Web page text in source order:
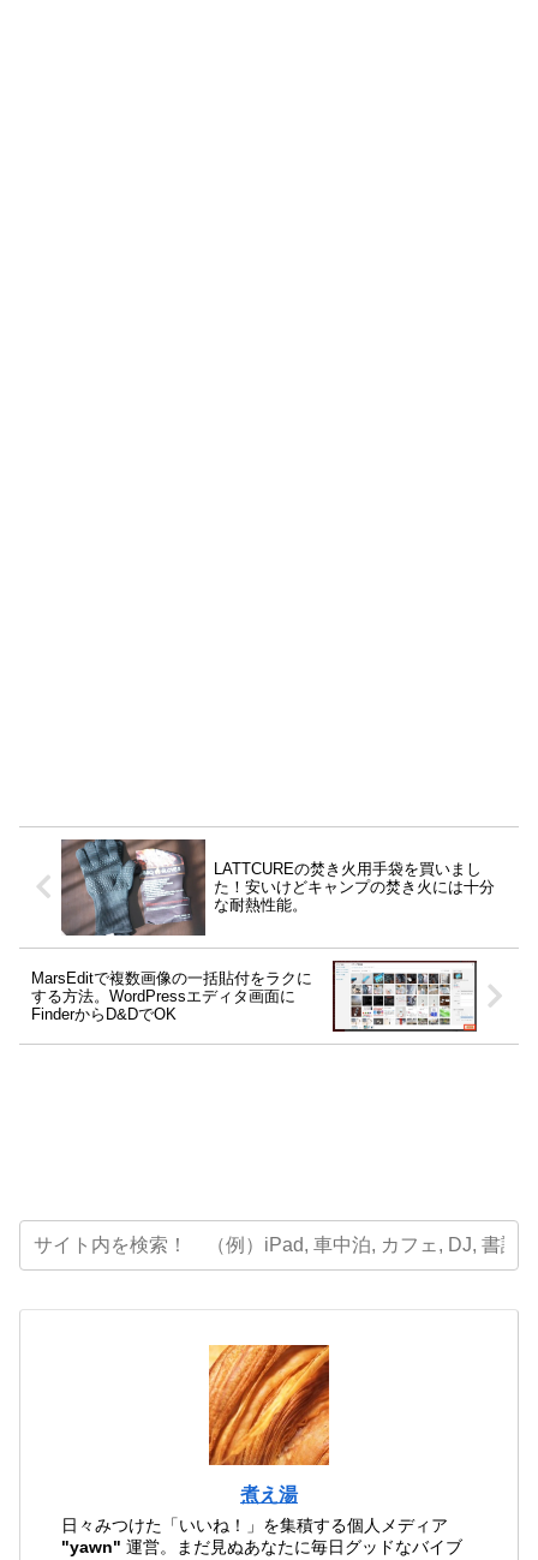
LATTCUREの焚き火用手袋を買いまし
た！安いけどキャンプの焚き火には十分
な耐熱性能。
MarsEditで複数画像の一括貼付をラクに
する方法。WordPressエディタ画面に
FinderからD&DでOK
煮え湯
日々みつけた「いいね！」を集積する個人メディア
"yawn" 運営。まだ見ぬあなたに毎日グッドなバイブ